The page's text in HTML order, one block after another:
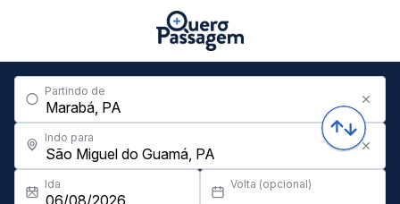
Partindo de
Indo para
Ida Volta (opcional)